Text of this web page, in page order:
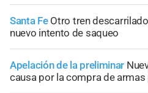
Santa Fe Otro tren
nuevo intento de saqueo
Apelación de la preliminar
causa por la compra de armas